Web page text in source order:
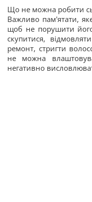
Що не можна робити
Важливо пам'ятати,
щоб не порушити
скупитися,
ремонт, стригти
не можна
негативно